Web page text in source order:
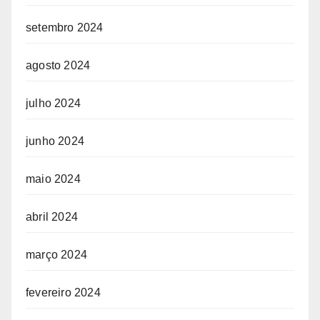
setembro 2024
agosto 2024
julho 2024
junho 2024
maio 2024
abril 2024
março 2024
fevereiro 2024